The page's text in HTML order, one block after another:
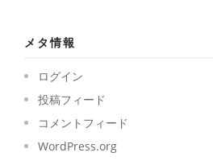
メタ情報
ログイン
投稿フィード
コメントフィード
WordPress.org